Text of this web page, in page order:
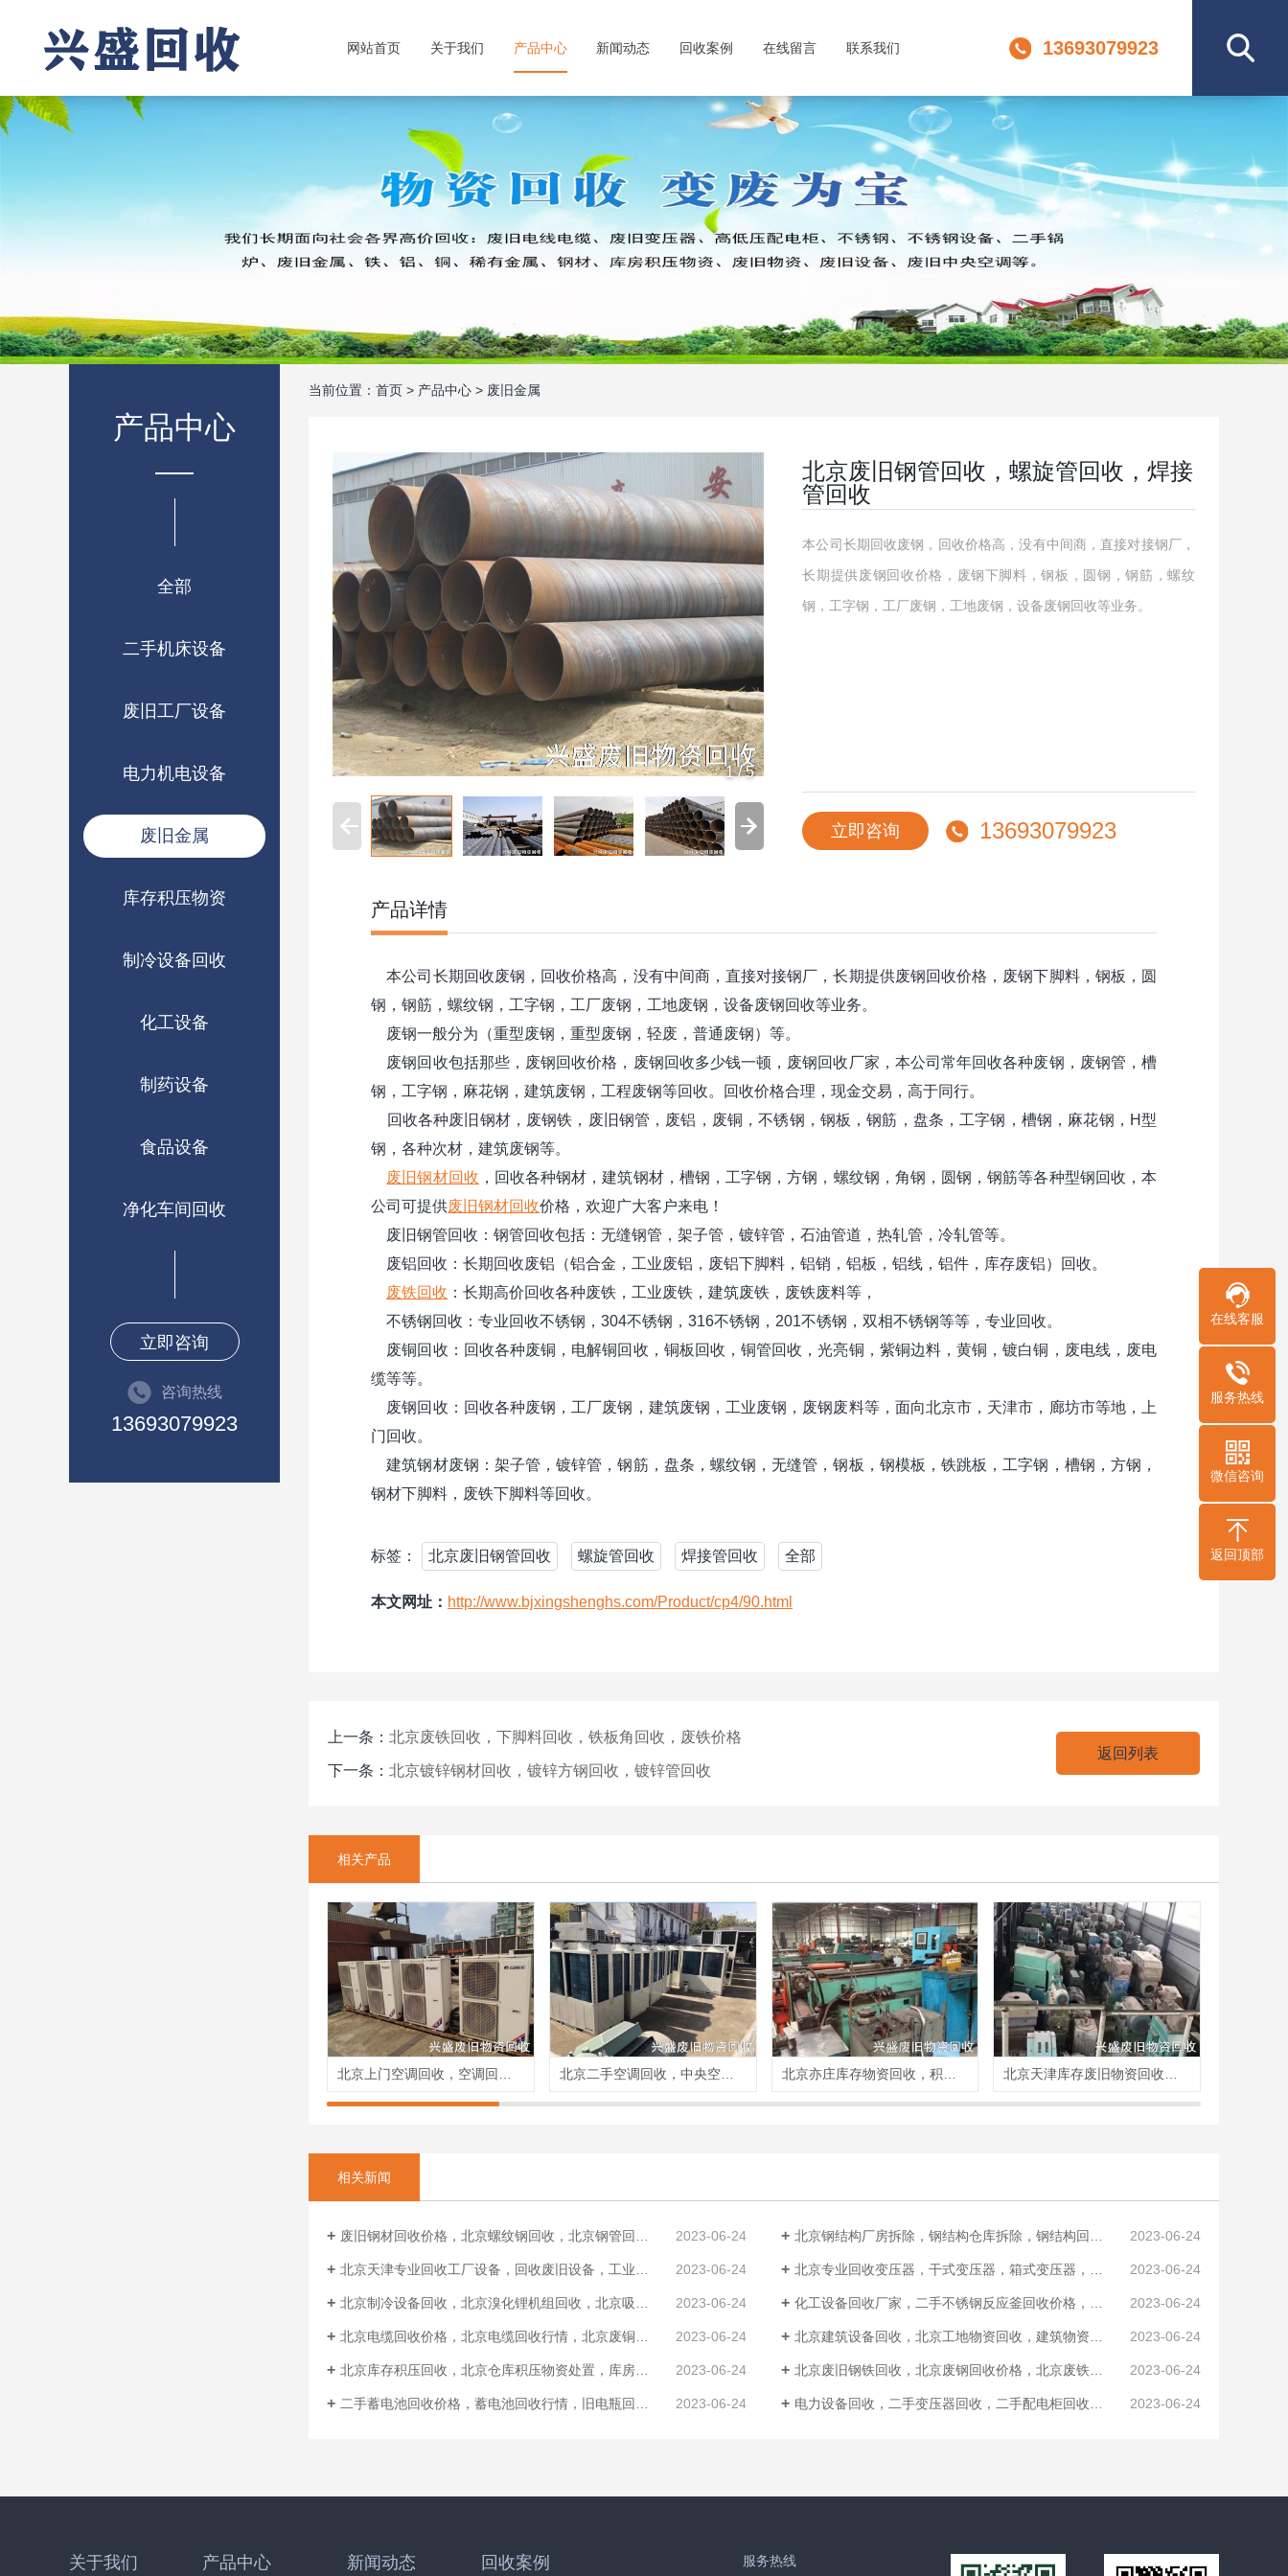
网站首页 关于我们 产品中心 新闻动态 回收案例 在线留言 联系我们 13693079923
产品中心
全部
二手机床设备
废旧工厂设备
电力机电设备
废旧金属
库存积压物资
制冷设备回收
化工设备
制药设备
食品设备
净化车间回收
立即咨询
咨询热线
13693079923
当前位置： 首页 > 产品中心 > 废旧金属
1/5
北京废旧钢管回收，螺旋管回收，焊接
管回收
本公司长期回收废钢，回收价格高，没有中间商，直接对接钢厂，
长期提供废钢回收价格，废钢下脚料，钢板，圆钢，钢筋，螺纹
钢，工字钢，工厂废钢，工地废钢，设备废钢回收等业务。
立即咨询 13693079923
产品详情
本公司长期回收废钢，回收价格高，没有中间商，直接对接钢厂，长期提供废钢回收价格，废钢下脚料，钢板，圆
钢，钢筋，螺纹钢，工字钢，工厂废钢，工地废钢，设备废钢回收等业务。
废钢一般分为（重型废钢，重型废钢，轻废，普通废钢）等。
废钢回收包括那些，废钢回收价格，废钢回收多少钱一顿，废钢回收厂家，本公司常年回收各种废钢，废钢管，槽
钢，工字钢，麻花钢，建筑废钢，工程废钢等回收。回收价格合理，现金交易，高于同行。
回收各种废旧钢材，废钢铁，废旧钢管，废铝，废铜，不锈钢，钢板，钢筋，盘条，工字钢，槽钢，麻花钢，H型
钢，各种次材，建筑废钢等。
废旧钢材回收 ，回收各种钢材，建筑钢材，槽钢，工字钢，方钢，螺纹钢，角钢，圆钢，钢筋等各种型钢回收，本
公司可提供废旧钢材回收价格，欢迎广大客户来电！
废旧钢管回收：钢管回收包括：无缝钢管，架子管，镀锌管，石油管道，热轧管，冷轧管等。
废铝回收：长期回收废铝（铝合金，工业废铝，废铝下脚料，铝销，铝板，铝线，铝件，库存废铝）回收。
废铁回收 ：长期高价回收各种废铁，工业废铁，建筑废铁，废铁废料等，
不锈钢回收：专业回收不锈钢，304不锈钢，316不锈钢，201不锈钢，双相不锈钢等等，专业回收。
废铜回收：回收各种废铜，电解铜回收，铜板回收，铜管回收，光亮铜，紫铜边料，黄铜，镀白铜，废电线，废电
缆等等。
废钢回收：回收各种废钢，工厂废钢，建筑废钢，工业废钢，废钢废料等，面向北京市，天津市，廊坊市等地，上
门回收。
建筑钢材废钢：架子管，镀锌管，钢筋，盘条，螺纹钢，无缝管，钢板，钢模板，铁跳板，工字钢，槽钢，方钢，
钢材下脚料，废铁下脚料等回收。
标签： 北京废旧钢管回收 螺旋管回收 焊接管回收 全部
本文网址： http://www.bjxingshenghs.com/Product/cp4/90.html
上一条： 北京废铁回收，下脚料回收，铁板角回收，废铁价格
下一条： 北京镀锌钢材回收，镀锌方钢回收，镀锌管回收
返回列表
相关产品
北京上门空调回收，空调回收价格，空调回收公司 北京二手空调回收，中央空调回收，空调回收电话 北京亦庄库存物资回收，积压物资回收，再生物资回收 北京天津库存废旧物资回收，库房物资回收，库存积压回收
相关新闻
废旧钢材回收价格，北京螺纹钢回收，北京钢管回收厂家 2023-06-24 北京钢结构厂房拆除，钢结构仓库拆除，钢结构回收制作安装 2023-06-24
北京天津专业回收工厂设备，回收废旧设备，工业设备回收 2023-06-24 北京专业回收变压器，干式变压器，箱式变压器，配电柜回收厂家 2023-06-24
北京制冷设备回收，北京溴化锂机组回收，北京吸风机组回收厂家 2023-06-24 化工设备回收厂家，二手不锈钢反应釜回收价格，化工厂设备回收 2023-06-24
北京电缆回收价格，北京电缆回收行情，北京废铜回收厂家 2023-06-24 北京建筑设备回收，北京工地物资回收，建筑物资回收商家 2023-06-24
北京库存积压回收，北京仓库积压物资处置，库房物资回收价格 2023-06-24 北京废旧钢铁回收，北京废钢回收价格，北京废铁回收行情报价 2023-06-24
二手蓄电池回收价格，蓄电池回收行情，旧电瓶回收厂家 2023-06-24 电力设备回收，二手变压器回收，二手配电柜回收商家 2023-06-24
关于我们 产品中心 新闻动态 回收案例 服务热线
在线客服
服务热线
微信咨询
返回顶部